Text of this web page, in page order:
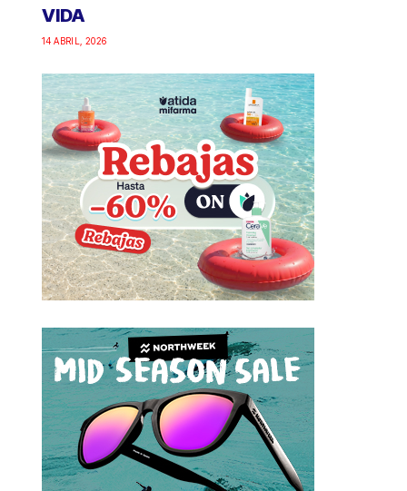
VIDA
14 ABRIL, 2026